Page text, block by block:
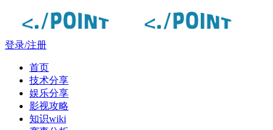
登录/注册
首页
技术分享
娱乐分享
影视攻略
知识wiki